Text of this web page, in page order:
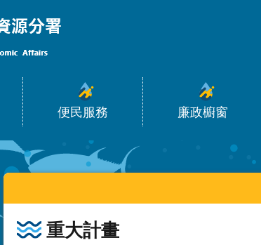
便民服務 廉政櫥窗
:::
重大計畫